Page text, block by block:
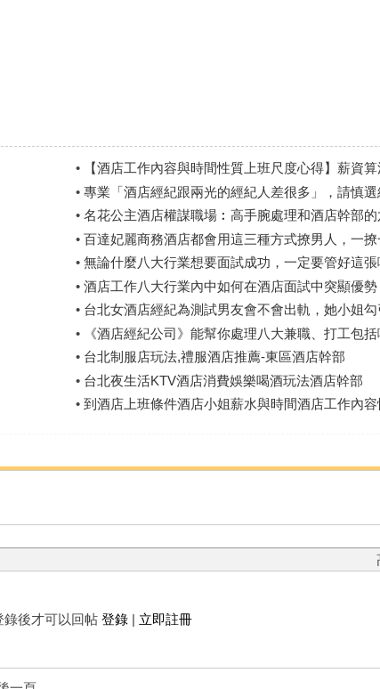
•
【酒店工作內容與時間性質上班尺度心得】薪資
• 專業「酒店經紀跟兩光的經紀人差很多」，請慎
• 名花公主酒店權謀職場︰高手腕處理和酒店幹部
• 百達妃麗商務酒店都會用這三種方式撩男人，一
• 無論什麼八大行業想要面試成功，一定要管好這張
• 酒店工作八大行業內中如何在酒店面試中突顯優勢
• 台北女酒店經紀為測試男友會不會出軌，她小姐
•
《酒店經紀公司》能幫你處理八大兼職、打工包
• 台北制服店玩法,禮服酒店推薦-東區酒店幹部
• 台北夜生活KTV酒店消費娛樂喝酒玩法酒店幹部
• 到酒店上班條件酒店小姐薪水與時間酒店工作內
錄後才可以回帖 登錄 | 立即註冊